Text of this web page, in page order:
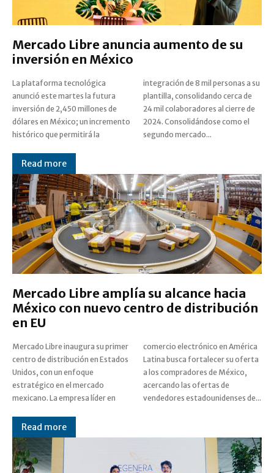
Mercado Libre anuncia aumento de su
inversión en México
La plataforma tecnológica
anunció este martes la futura
inversión de 2,450 millones de
dólares en México; un incremento
histórico que permitirá la
integración de 8 mil personas a su
plantilla, consolidando cerca de
24 mil colaboradores al cierre de
2024. Consolidándose como el
segundo mercado...
Read more
Mercado Libre amplía su alcance hacia
México con nuevo centro de distribución
en EU
Mercado Libre inaugura su primer
centro de distribución en Estados
Unidos, con un enfoque
estratégico en el mercado
mexicano. La empresa líder en
comercio electrónico en América
Latina busca fortalecer su oferta
a los compradores de México,
acercando las ofertas de
vendedores estadounidenses de...
Read more